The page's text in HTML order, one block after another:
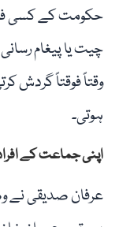
حکومت کے کسی
چیت یا پیغام
وقتاً فوقتاً گردش
ہوتی۔
اپنی جماعت کے
عرفان صدیقی نے